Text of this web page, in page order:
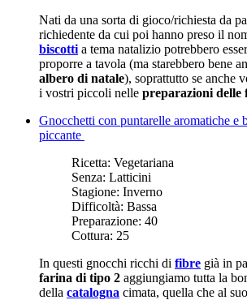
Nati da una sorta di gioco/richiesta da
richiedente da cui poi hanno preso il
biscotti a tema natalizio potrebbero
proporre a tavola (ma starebbero bene
albero di natale), soprattutto se anche
i vostri piccoli nelle preparazioni delle
Gnocchetti con puntarelle aromatiche e
piccante
Ricetta: Vegetariana
Senza: Latticini
Stagione: Inverno
Difficoltà: Bassa
Preparazione: 40
Cottura: 25
In questi gnocchi ricchi di fibre già in
farina di tipo 2 aggiungiamo tutta la
della catalogna cimata, quella che al